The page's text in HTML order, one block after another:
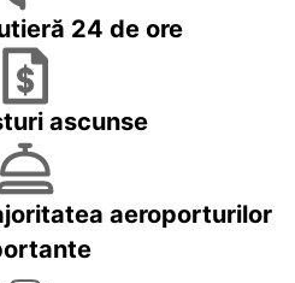
24 de ore
ascunse
aeroporturilor